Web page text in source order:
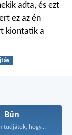
adta, és ezt
ez az én
kiontatik a
Bűn
tudjátok, hogy...